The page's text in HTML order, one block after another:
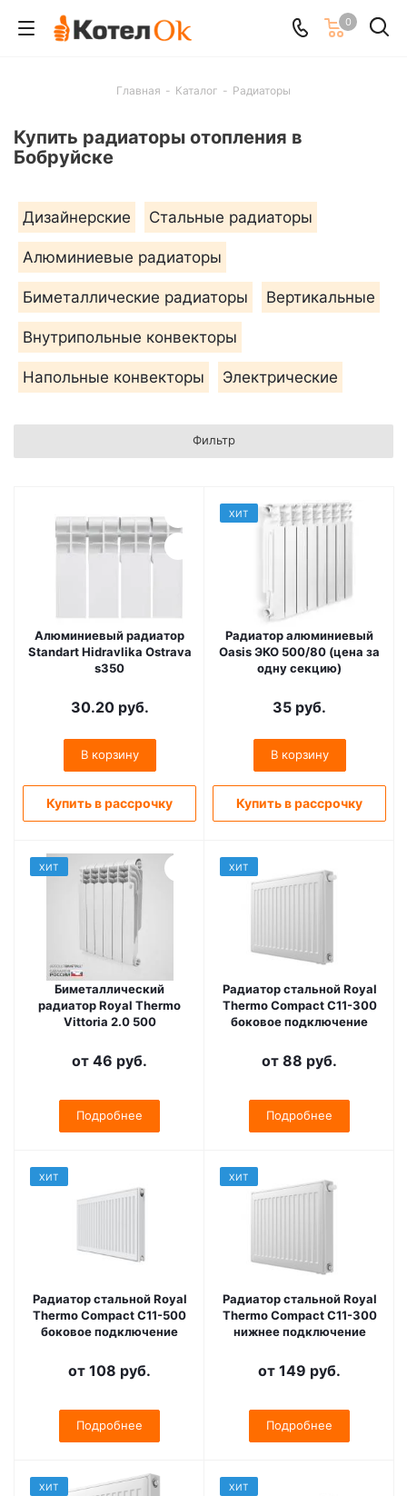
0
Главная - Каталог - Радиаторы
Купить радиаторы отопления в
Бобруйске
Дизайнерские Стальные радиаторы
Алюминиевые радиаторы
Биметаллические радиаторы Вертикальные
Внутрипольные конвекторы
Напольные конвекторы Электрические
Фильтр
Алюминиевый радиатор
Standart Hidravlika Ostrava
s350
30.20руб.
В корзину
Купить в рассрочку
ХИТ
Радиатор алюминиевый
Oasis ЭКО 500/80 (цена за
одну секцию)
35 руб.
В корзину
Купить в рассрочку
ХИТ
Биметаллический
радиатор Royal Thermo
Vittoria 2.0 500
от 46 руб.
Подробнее
ХИТ
Радиатор стальной Royal
Thermo Compact C11-300
боковое подключение
от 88 руб.
Подробнее
ХИТ
Радиатор стальной Royal
Thermo Compact C11-500
боковое подключение
от 108 руб.
Подробнее
ХИТ
Радиатор стальной Royal
Thermo Compact C11-300
нижнее подключение
от 149 руб.
Подробнее
ХИТ ХИТ